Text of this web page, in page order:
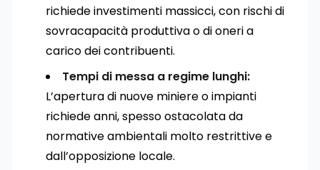
richiede investimenti massicci, con rischi di
sovracapacità produttiva o di oneri a
carico dei contribuenti.
Tempi di messa a regime lunghi:
L’apertura di nuove miniere o impianti
richiede anni, spesso ostacolata da
normative ambientali molto restrittive e
dall’opposizione locale.